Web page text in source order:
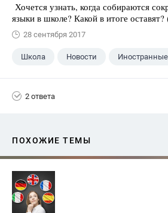
Хочется узнать, когда собираются
языки в школе? Какой в итоге оставят?
28 сентября 2017
Школа Новости
2 ответа
ПОХОЖИЕ ТЕМЫ